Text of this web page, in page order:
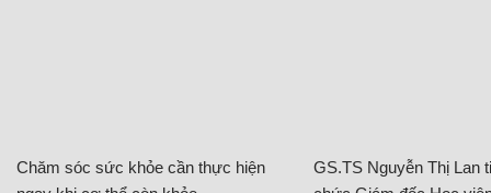
Chăm sóc sức khỏe cần thực hiện
GS.TS Nguyễn Thị Lan